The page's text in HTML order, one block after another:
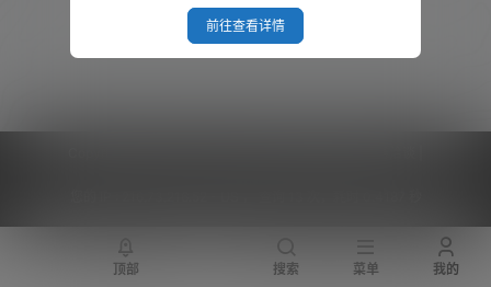
前往查看详情
顶部 搜索 菜单 我的